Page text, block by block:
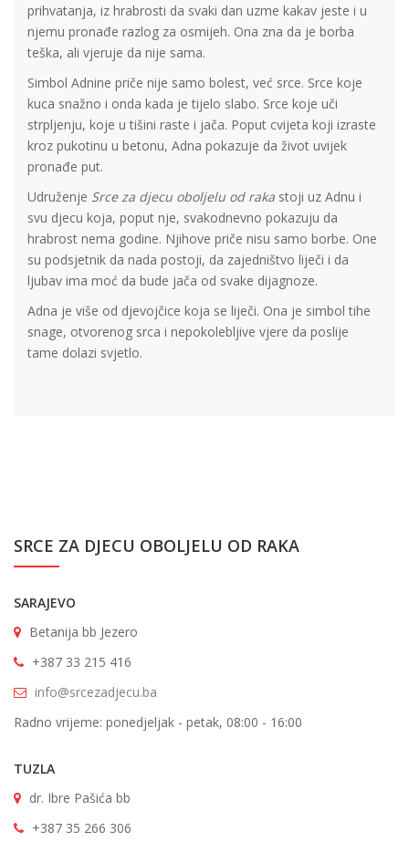
prihvatanja, iz hrabrosti da svaki dan uzme kakav jeste i u
njemu pronađe razlog za osmijeh. Ona zna da je borba
teška, ali vjeruje da nije sama.
Simbol Adnine priče nije samo bolest, već srce. Srce koje
kuca snažno i onda kada je tijelo slabo. Srce koje uči
strpljenju, koje u tišini raste i jača. Poput cvijeta koji izraste
kroz pukotinu u betonu, Adna pokazuje da život uvijek
pronađe put.
Udruženje Srce za djecu oboljelu od raka stoji uz Adnu i
svu djecu koja, poput nje, svakodnevno pokazuju da
hrabrost nema godine. Njihove priče nisu samo borbe. One
su podsjetnik da nada postoji, da zajedništvo liječi i da
ljubav ima moć da bude jača od svake dijagnoze.
Adna je više od djevojčice koja se liječi. Ona je simbol tihe
snage, otvorenog srca i nepokolebljive vjere da poslije
tame dolazi svjetlo.
SRCE ZA DJECU OBOLJELU OD RAKA
SARAJEVO
Betanija bb Jezero
+387 33 215 416
info@srcezadjecu.ba
Radno vrijeme: ponedjeljak - petak, 08:00 - 16:00
TUZLA
dr. Ibre Pašića bb
+387 35 266 306